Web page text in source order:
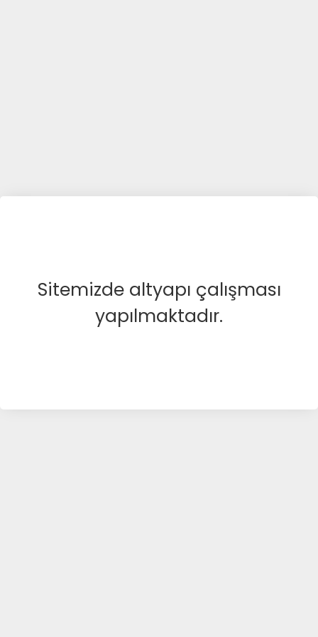
Sitemizde altyapı çalışması
yapılmaktadır.